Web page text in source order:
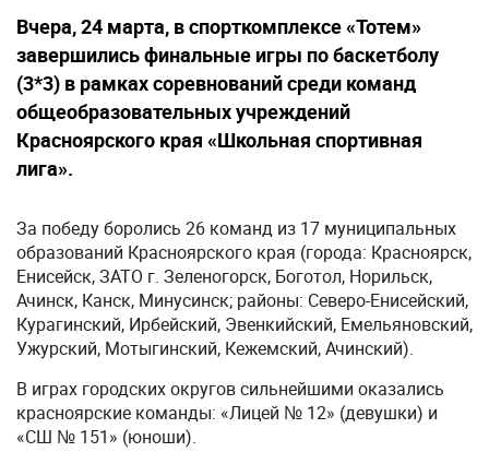
Вчера, 24 марта, в спорткомплексе «Тотем»
завершились финальные игры по баскетболу
(3*3) в рамках соревнований среди команд
общеобразовательных учреждений
Красноярского края «Школьная спортивная
лига».
За победу боролись 26 команд из 17 муниципальных
образований Красноярского края (города: Красноярск,
Енисейск, ЗАТО г. Зеленогорск, Боготол, Норильск,
Ачинск, Канск, Минусинск; районы: Северо-Енисейский,
Курагинский, Ирбейский, Эвенкийский, Емельяновский,
Ужурский, Мотыгинский, Кежемский, Ачинский).
В играх городских округов сильнейшими оказались
красноярские команды: «Лицей № 12» (девушки) и
«СШ № 151» (юноши).